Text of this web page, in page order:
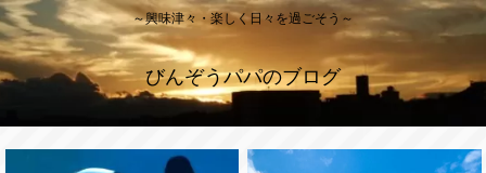
～興味津々・楽しく日々を過ごそう～
びんぞうパパのブログ